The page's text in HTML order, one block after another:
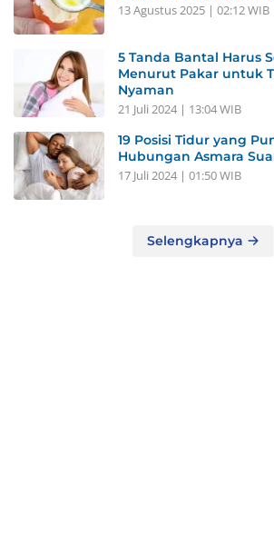
13 Agustus 2025 | 02:12 WIB
5 Tanda Bantal Harus
Menurut Pakar untuk
Nyaman
21 Juli 2024 | 13:04 WIB
19 Posisi Tidur yang
Hubungan Asmara
17 Juli 2024 | 01:50 WIB
Selengkapnya